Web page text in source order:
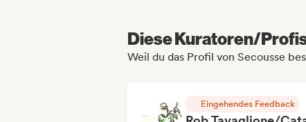
Diese Kuratoren/
Weil du das Profil von Secousse
Eingehendes Feedback